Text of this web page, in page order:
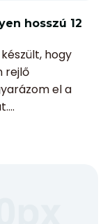
hosszú 12
hogy
rejlő
el a